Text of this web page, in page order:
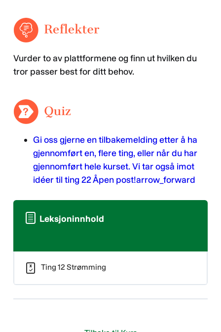
Vurder to av plattformene og finn ut hvilken du
tror passer best for ditt behov.
Gi oss gjerne en tilbakemelding etter å ha
gjennomført en, flere ting, eller når du har
gjennomført hele kurset. Vi tar også imot
idéer til ting 22 Åpen post!arrow_forward
Leksjoninnhold
Ting 12 Strømming